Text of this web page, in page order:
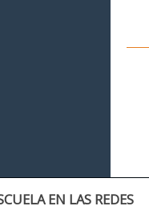
EN LAS REDES